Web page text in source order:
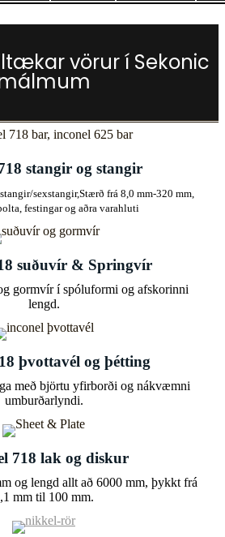
vörur í Sekonic
stangir og stangir
sexstangir,Stærð frá 8,0 mm-320 mm,
festingar og aðra varahluti
suðuvír & Springvír
gormvír í spóluformi og afskorinni
lengd.
þvottavél og þétting
með björtu yfirborði og nákvæmni
umburðarlyndi.
718 lak og diskur
og lengd allt að 6000 mm, þykkt frá
mm til 100 mm.